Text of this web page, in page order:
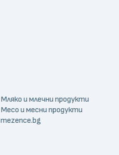
Мляко и млечни продукти
Месо и месни продукти
mezence.bg